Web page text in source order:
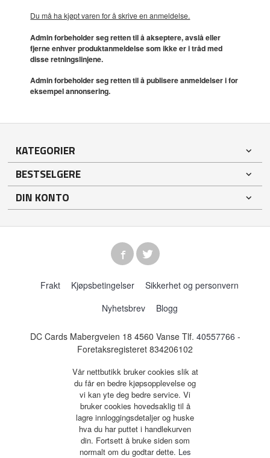
Du må ha kjøpt varen for å skrive en anmeldelse.
Admin forbeholder seg retten til å akseptere, avslå eller
fjerne enhver produktanmeldelse som ikke er i tråd med
disse retningslinjene.
Admin forbeholder seg retten til å publisere anmeldelser i for
eksempel annonsering.
KATEGORIER
BESTSELGERE
DIN KONTO
Frakt Kjøpsbetingelser
Sikkerhet og personvern
Nyhetsbrev
Blogg
DC Cards Mabergveien 18 4560 Vanse Tlf. 40557766 -
Foretaksregisteret 834206102
Vår nettbutikk bruker cookies slik at
du får en bedre kjøpsopplevelse og
vi kan yte deg bedre service. Vi
bruker cookies hovedsaklig til å
lagre innloggingsdetaljer og huske
hva du har puttet i handlekurven
din. Fortsett å bruke siden som
normalt om du godtar dette. Les